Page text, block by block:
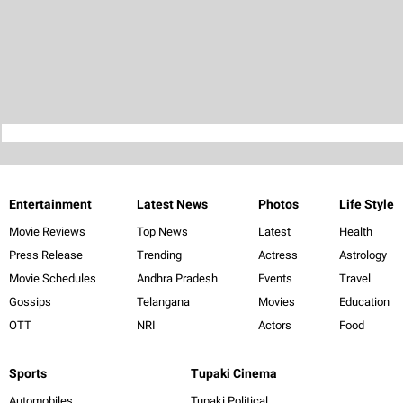
Entertainment
Movie Reviews
Press Release
Movie Schedules
Gossips
OTT
Latest News
Top News
Trending
Andhra Pradesh
Telangana
NRI
Photos
Latest
Actress
Events
Movies
Actors
Life Style
Health
Astrology
Travel
Education
Food
Sports Tupaki Cinema